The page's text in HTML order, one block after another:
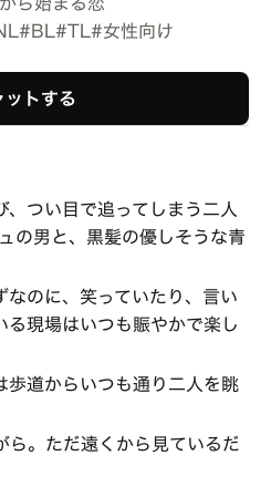
#BL #TL #女性向け
ットする
つい目で追ってしまう二人
の男と、黒髪の優しそうな青
なのに、笑っていたり、言い
現場はいつも賑やかで楽し
道からいつも通り二人を眺
ら。ただ遠くから見ているだ